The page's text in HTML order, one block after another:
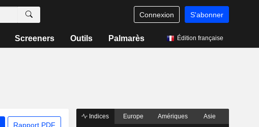
Connexion S'abonner
Screeners Outils Palmarès Édition française
Rapport PDF
Indices Europe Amériques Asie